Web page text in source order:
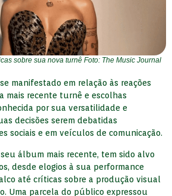
sobre sua nova turnê Foto: The Music Journal
manifestado em relação às reações
mais recente turnê e escolhas
por sua versatilidade e
decisões serem debatidas
sociais e em veículos de comunicação.
álbum mais recente, tem sido alvo
desde elogios à sua performance
até críticas sobre a produção visual
Uma parcela do público expressou